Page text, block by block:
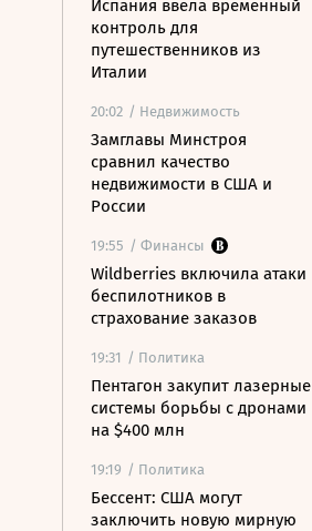
Испания ввела временный
контроль для
путешественников из
Италии
20:02 / Недвижимость
Замглавы Минстроя
сравнил качество
недвижимости в США и
России
19:55 / Финансы
Wildberries включила атаки
беспилотников в
страхование заказов
19:31 / Политика
Пентагон закупит лазерные
системы борьбы с дронами
на $400 млн
19:19 / Политика
Бессент: США могут
заключить новую мирную